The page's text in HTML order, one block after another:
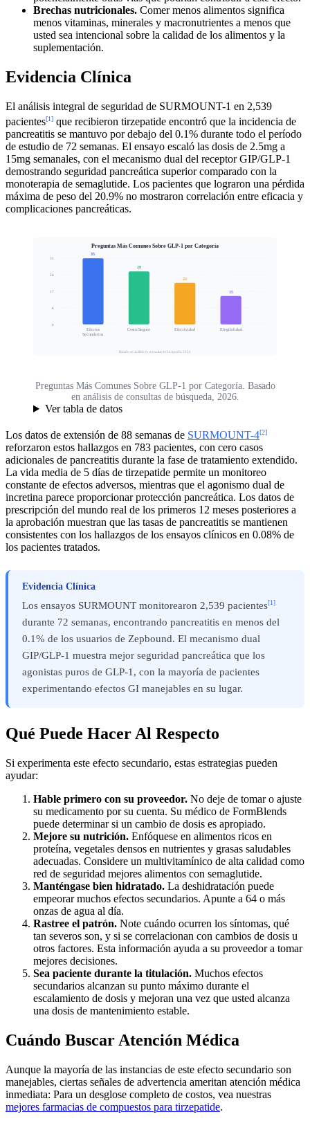
Brechas nutricionales. Comer menos alimentos significa
menos vitaminas, minerales y macronutrientes a menos que
usted sea intencional sobre la calidad de los alimentos y la
suplementación.
Evidencia Clínica
El análisis integral de seguridad de SURMOUNT-1 en 2,539
pacientes[1] que recibieron tirzepatide encontró que la incidencia de
pancreatitis se mantuvo por debajo del 0.1% durante todo el período
de estudio de 72 semanas. El ensayo escaló las dosis de 2.5mg a
15mg semanales, con el mecanismo dual del receptor GIP/GLP-1
demostrando seguridad pancreática superior comparado con la
monoterapia de semaglutide. Los pacientes que lograron una pérdida
máxima de peso del 20.9% no mostraron correlación entre eficacia y
complicaciones pancreáticas.
Preguntas Más Comunes Sobre GLP-1 por Categoría
0
8
17
26
35
35
28
22
15
Efectos
Secundarios
Costo/Seguro Efectividad Elegibilidad
Basado en análisis de consultas de búsqueda, 2026
Preguntas Más Comunes Sobre GLP-1 por Categoría. Basado
en análisis de consultas de búsqueda, 2026.
Ver tabla de datos
Los datos de extensión de 88 semanas de SURMOUNT-4[2]
reforzaron estos hallazgos en 783 pacientes, con cero casos
adicionales de pancreatitis durante la fase de tratamiento extendido.
La vida media de 5 días de tirzepatide permite un monitoreo
constante de efectos adversos, mientras que el agonismo dual de
incretina parece proporcionar protección pancreática. Los datos de
prescripción del mundo real de los primeros 12 meses posteriores a
la aprobación muestran que las tasas de pancreatitis se mantienen
consistentes con los hallazgos de los ensayos clínicos en 0.08% de
los pacientes tratados.
Evidencia Clínica
Los ensayos SURMOUNT monitorearon 2,539 pacientes[1]
durante 72 semanas, encontrando pancreatitis en menos del
0.1% de los usuarios de Zepbound. El mecanismo dual
GIP/GLP-1 muestra mejor seguridad pancreática que los
agonistas puros de GLP-1, con la mayoría de pacientes
experimentando efectos GI manejables en su lugar.
Qué Puede Hacer Al Respecto
Si experimenta este efecto secundario, estas estrategias pueden
ayudar:
Hable primero con su proveedor. No deje de tomar o ajuste
su medicamento por su cuenta. Su médico de FormBlends
puede determinar si un cambio de dosis es apropiado.
Mejore su nutrición. Enfóquese en alimentos ricos en
proteína, vegetales densos en nutrientes y grasas saludables
adecuadas. Considere un multivitamínico de alta calidad como
red de seguridad mejores alimentos con semaglutide.
Manténgase bien hidratado. La deshidratación puede
empeorar muchos efectos secundarios. Apunte a 64 o más
onzas de agua al día.
Rastree el patrón. Note cuándo ocurren los síntomas, qué
tan severos son, y si se correlacionan con cambios de dosis u
otros factores. Esta información ayuda a su proveedor a tomar
mejores decisiones.
Sea paciente durante la titulación. Muchos efectos
secundarios alcanzan su punto máximo durante el
escalamiento de dosis y mejoran una vez que usted alcanza
una dosis de mantenimiento estable.
Cuándo Buscar Atención Médica
Aunque la mayoría de las instancias de este efecto secundario son
manejables, ciertas señales de advertencia ameritan atención médica
inmediata: Para un desglose completo de costos, vea nuestras
mejores farmacias de compuestos para tirzepatide.